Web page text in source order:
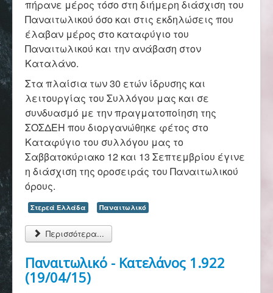
Βουνό και φύση
Φωτο - Video
Επικοινωνία
πήρανε μέρος τόσο στη διήμερη διάσχιση του
Παναιτωλικού όσο και στις εκδηλώσεις που
έλαβαν μέρος στο καταφύγιο του
Παναιτωλικού και την ανάβαση στον
Καταλάνο.
Στα πλαίσια των 30 ετών ίδρυσης και
λειτουργίας του Συλλόγου μας και σε
συνδυασμό με την πραγματοποίηση της
ΣΟΣΔΕΗ που διοργανώθηκε φέτος στο
Καταφύγιο του συλλόγου μας το
Σαββατοκύριακο 12 και 13 Σεπτεμβρίου έγινε
η διάσχιση της οροσειράς του Παναιτωλικού
όρους.
Στερεά Ελλάδα Παναιτωλικό
Περισσότερα...
Παναιτωλικό - Κατελάνος 1.922
(19/04/15)